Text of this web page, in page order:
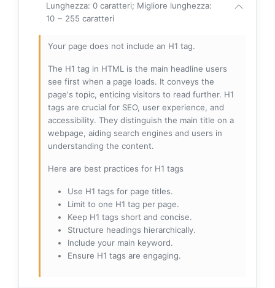
Lunghezza: 0 caratteri; Migliore lunghezza:
10 ~ 255 caratteri
Your page does not include an H1 tag.
The H1 tag in HTML is the main headline users
see first when a page loads. It conveys the
page's topic, enticing visitors to read further. H1
tags are crucial for SEO, user experience, and
accessibility. They distinguish the main title on a
webpage, aiding search engines and users in
understanding the content.
Here are best practices for H1 tags
Use H1 tags for page titles.
Limit to one H1 tag per page.
Keep H1 tags short and concise.
Structure headings hierarchically.
Include your main keyword.
Ensure H1 tags are engaging.